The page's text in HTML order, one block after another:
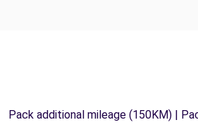
Pack additional mileage (150KM) |